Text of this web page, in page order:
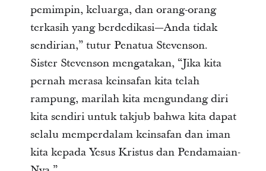
pemimpin, keluarga, dan orang-orang
terkasih yang berdedikasi—Anda tidak
sendirian,” tutur Penatua Stevenson.
Sister Stevenson mengatakan, “Jika kita
pernah merasa keinsafan kita telah
rampung, marilah kita mengundang diri
kita sendiri untuk takjub bahwa kita dapat
selalu memperdalam keinsafan dan iman
kita kepada Yesus Kristus dan Pendamaian-